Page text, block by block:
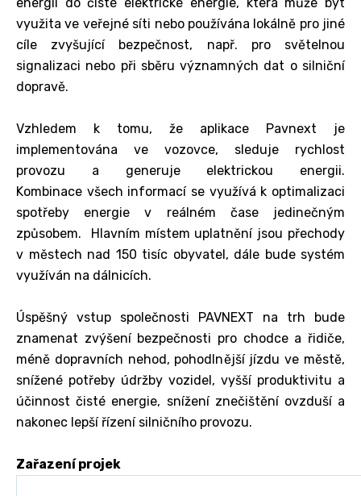
využita ve veřejné síti nebo používána lokálně pro jiné
cíle zvyšující bezpečnost, např. pro světelnou
signalizaci nebo při sběru významných dat o silniční
dopravě.
Vzhledem k tomu, že aplikace Pavnext je
implementována ve vozovce, sleduje rychlost
provozu a generuje elektrickou energii.
Kombinace všech informací se využívá k optimalizaci
spotřeby energie v reálném čase jedinečným
způsobem. Hlavním místem uplatnění jsou přechody
v městech nad 150 tisíc obyvatel, dále bude systém
využíván na dálnicích.
Úspěšný vstup společnosti PAVNEXT na trh bude
znamenat zvýšení bezpečnosti pro chodce a řidiče,
méně dopravních nehod, pohodlnější jízdu ve městě,
snížené potřeby údržby vozidel, vyšší produktivitu a
účinnost čisté energie, snížení znečištění ovzduší a
nakonec lepší řízení silničního provozu.
Zařazení projek